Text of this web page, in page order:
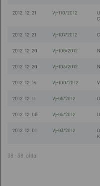
2012. 12. 21 Vj-110/2012
2012. 12. 21 Vj-107/2012
2012. 12. 20 Vj-106/2012
2012. 12. 20 Vj-103/2012
2012. 12. 14 Vj-100/2012
2012. 12. 11 Vj-96/2012
2012. 12. 05 Vj-95/2012
2012. 12. 01 Vj-93/2012
38 - 38. oldal